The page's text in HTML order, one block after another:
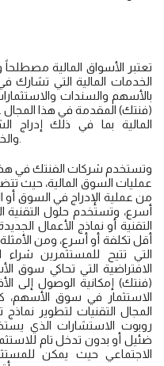
تعتبر الأسواق المالية
الخدمات المالية التي تشارك
بالأسهم والسندات والاستثمارات
(فنتك) المقدمة في هذا
المالية بما في ذلك إدراج
وتستخدم شركات الفنتك في هذا
عمليات السوق المالية، حيث
من عملية الإدراج في السوق
أسرع، وتستخدم حلول التقنية
التقنية أو نماذج الأعمال
أقل تكلفة أو أسرع، ومن
التي تتيح للمستثمرين
الافتراضية التي تحاكي سوق
(فنتك) إمكانية الوصول إلى
الاستثمار في سوق
المجال التقنيات لتطوير
روبوت الاستشارات الذي
ضئيل أو بدون تدخل تام
الاجتماعي حيث يمكن